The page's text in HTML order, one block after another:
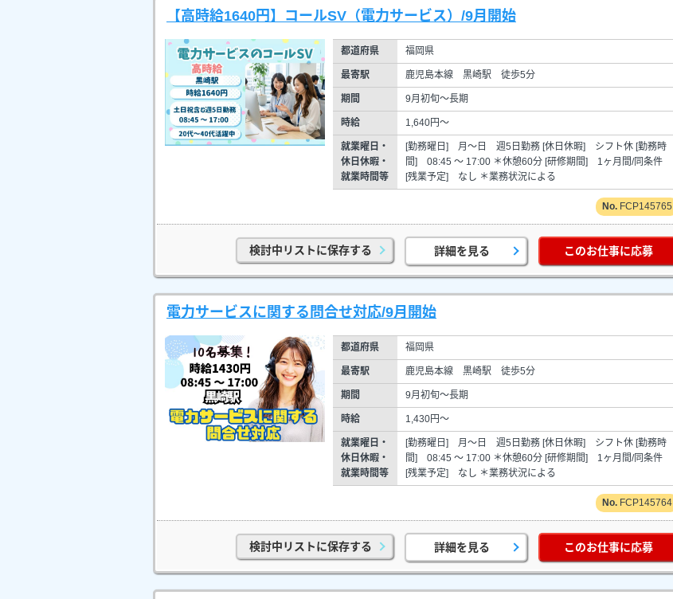
【高時給1640円】コールSV（電力サービス）/9月開始
都道府県 福岡県
最寄駅 鹿児島本線 黒崎駅 徒歩5分
期間 9月初旬～長期
時給 1,640円～
就業曜日・
休日休暇・
就業時間等
[勤務曜日] 月～日 週5日勤務 [休日休暇] シフト休 [勤務時
間] 08:45 ～ 17:00 ＊休憩60分 [研修期間] 1ヶ月間/同条件
[残業予定] なし ＊業務状況による
FCP145765
検討中リストに保存する 詳細を見る このお仕事に応募
電力サービスに関する問合せ対応/9月開始
都道府県 福岡県
最寄駅 鹿児島本線 黒崎駅 徒歩5分
期間 9月初旬～長期
時給 1,430円～
就業曜日・
休日休暇・
就業時間等
[勤務曜日] 月～日 週5日勤務 [休日休暇] シフト休 [勤務時
間] 08:45 ～ 17:00 ＊休憩60分 [研修期間] 1ヶ月間/同条件
[残業予定] なし ＊業務状況による
FCP145764
検討中リストに保存する 詳細を見る このお仕事に応募